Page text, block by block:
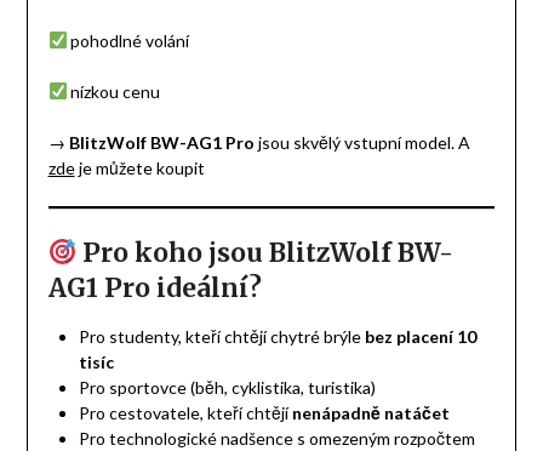
pohodlné volání
nízkou cenu
→ BlitzWolf BW-AG1 Pro jsou skvělý vstupní model. A
zdeje můžete koupit
Pro koho jsou BlitzWolf BW-
AG1 Pro ideální?
Pro studenty, kteří chtějí chytré brýle bez placení 10
tisíc
Pro sportovce (běh, cyklistika, turistika)
Pro cestovatele, kteří chtějínenápadně natáčet
Pro technologické nadšence s omezeným rozpočtem